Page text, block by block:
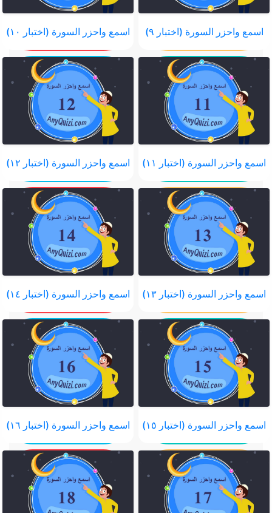
اسمع واحزر السورة (اختبار ٩) اسمع واحزر السورة (اختبار ١٠)
اسمع واحزر السورة (اختبار ١١) اسمع واحزر السورة (اختبار ١٢)
اسمع واحزر السورة (اختبار ١٣) اسمع واحزر السورة (اختبار ١٤)
اسمع واحزر السورة (اختبار ١٥) اسمع واحزر السورة (اختبار ١٦)